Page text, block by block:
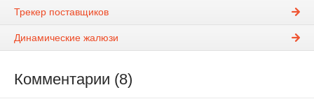
Трекер поставщиков
Динамические жалюзи
Комментарии (8)